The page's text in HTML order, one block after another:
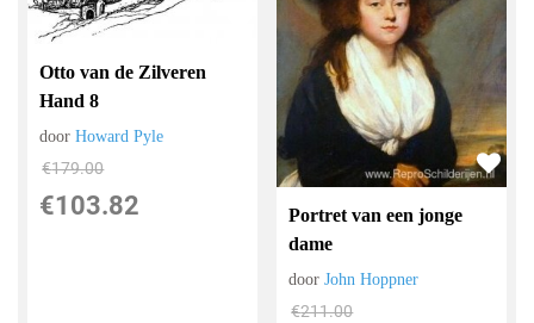
Otto van de Zilveren
Hand 8
doorHoward Pyle
€179.00
€103.82
Portret van een jonge
dame
doorJohn Hoppner
€211.00